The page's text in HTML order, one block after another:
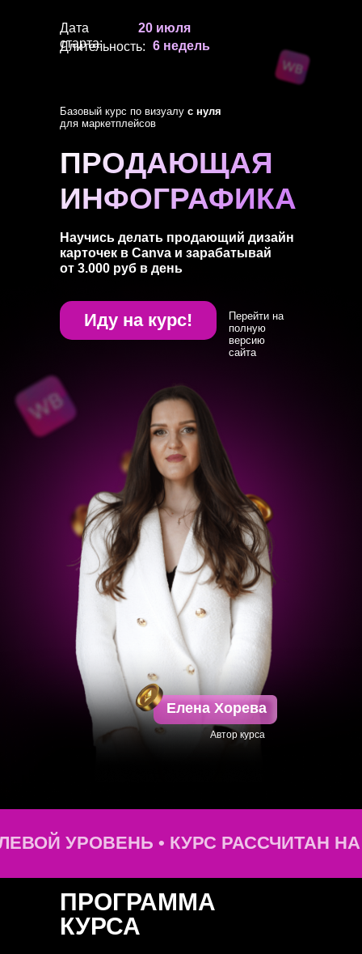
ПРОДАЮЩАЯ
ИНФОГРАФИКА
Научись делать продающий дизайн
карточек в Canva и зарабатывай
от 3.000 руб в день
Базовый курс по визуалу с нуля
для маркетплейсов
Перейти на
полную
версию
сайта
Иду на курс!
Елена Хорева
Автор курса
6 недель
Длительность:
20 июля
Дата
старта:
УРОВЕНЬ • КУРС
ПРОГРАММА
КУРСА